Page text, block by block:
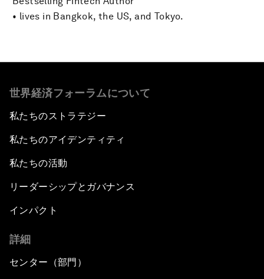
• lives in Bangkok, the US, and Tokyo.
世界経済フォーラムについて
私たちのストラテジー
私たちのアイデンティティ
私たちの活動
リーダーシップとガバナンス
インパクト
詳細
センター（部門）